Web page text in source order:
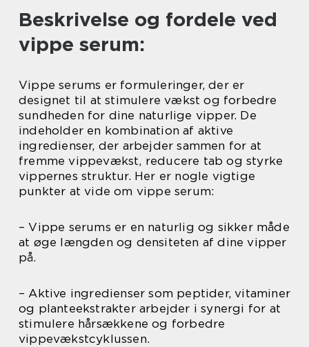
Beskrivelse og fordele ved
vippe serum:
Vippe serums er formuleringer, der er
designet til at stimulere vækst og forbedre
sundheden for dine naturlige vipper. De
indeholder en kombination af aktive
ingredienser, der arbejder sammen for at
fremme vippevækst, reducere tab og styrke
vippernes struktur. Her er nogle vigtige
punkter at vide om vippe serum:
– Vippe serums er en naturlig og sikker måde
at øge længden og densiteten af dine vipper
på.
– Aktive ingredienser som peptider, vitaminer
og planteekstrakter arbejder i synergi for at
stimulere hårsækkene og forbedre
vippevækstcyklussen.